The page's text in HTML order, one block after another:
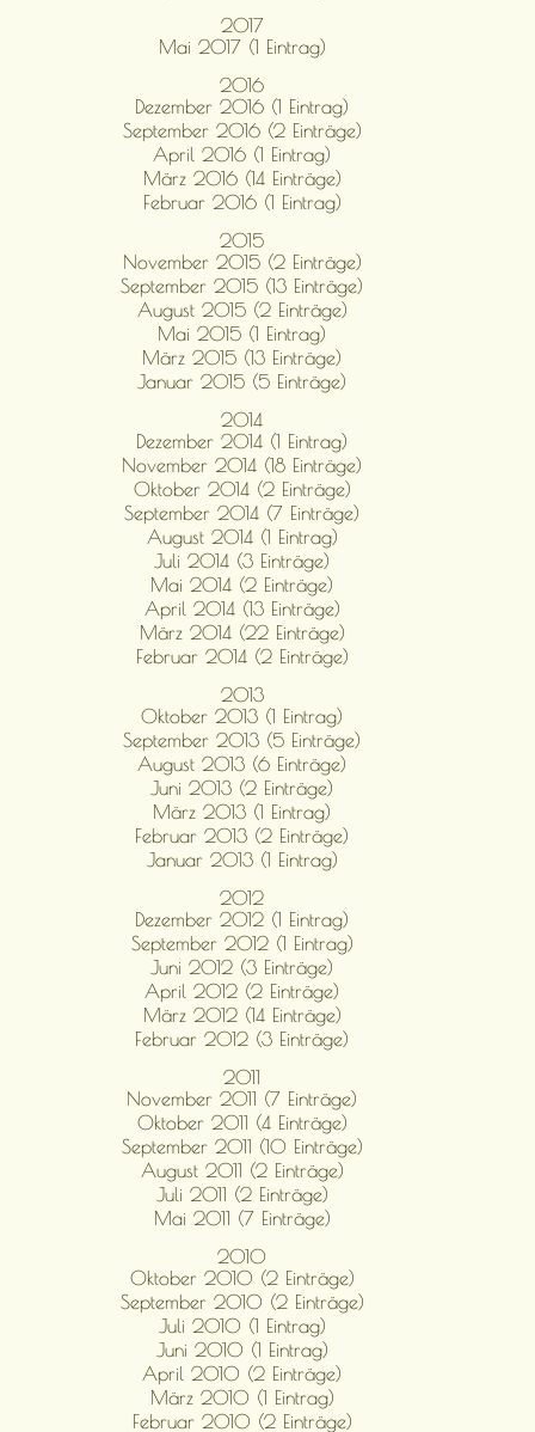
2017
Mai 2017 (1 Eintrag)
2016
Dezember 2016 (1 Eintrag)
September 2016 (2 Einträge)
April 2016 (1 Eintrag)
März 2016 (14 Einträge)
Februar 2016 (1 Eintrag)
2015
November 2015 (2 Einträge)
September 2015 (13 Einträge)
August 2015 (2 Einträge)
Mai 2015 (1 Eintrag)
März 2015 (13 Einträge)
Januar 2015 (5 Einträge)
2014
Dezember 2014 (1 Eintrag)
November 2014 (18 Einträge)
Oktober 2014 (2 Einträge)
September 2014 (7 Einträge)
August 2014 (1 Eintrag)
Juli 2014 (3 Einträge)
Mai 2014 (2 Einträge)
April 2014 (13 Einträge)
März 2014 (22 Einträge)
Februar 2014 (2 Einträge)
2013
Oktober 2013 (1 Eintrag)
September 2013 (5 Einträge)
August 2013 (6 Einträge)
Juni 2013 (2 Einträge)
März 2013 (1 Eintrag)
Februar 2013 (2 Einträge)
Januar 2013 (1 Eintrag)
2012
Dezember 2012 (1 Eintrag)
September 2012 (1 Eintrag)
Juni 2012 (3 Einträge)
April 2012 (2 Einträge)
März 2012 (14 Einträge)
Februar 2012 (3 Einträge)
2011
November 2011 (7 Einträge)
Oktober 2011 (4 Einträge)
September 2011 (10 Einträge)
August 2011 (2 Einträge)
Juli 2011 (2 Einträge)
Mai 2011 (7 Einträge)
2010
Oktober 2010 (2 Einträge)
September 2010 (2 Einträge)
Juli 2010 (1 Eintrag)
Juni 2010 (1 Eintrag)
April 2010 (2 Einträge)
März 2010 (1 Eintrag)
Februar 2010 (2 Einträge)